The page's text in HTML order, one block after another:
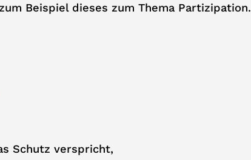
Beispiel dieses zum Thema Partizipation.
Schutz verspricht,